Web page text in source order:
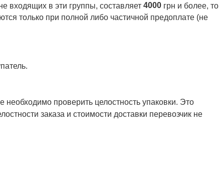
входящих в эти группы, составляет 4000 грн и более, то
только при полной либо частичной предоплате (не
необходимо проверить целостность упаковки. Это
заказа и стоимости доставки перевозчик не